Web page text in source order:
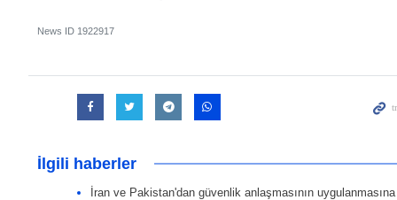
News ID 1922917
İlgili haberler
İran ve Pakistan'dan güvenlik anlaşmasının